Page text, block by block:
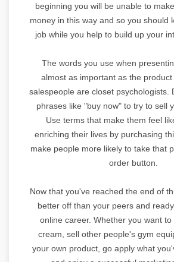
beginning you will be unable to
money in this way and so you should
job while you help to build up your
The words you use when
almost as important as the product
salespeople are closet psychologists.
phrases like "buy now" to try to sell
Use terms that make them feel
enriching their lives by purchasing
make people more likely to take that
order button.
Now that you've reached the end of
better off than your peers and
online career. Whether you want
cream, sell other people's gym
your own product, go apply what